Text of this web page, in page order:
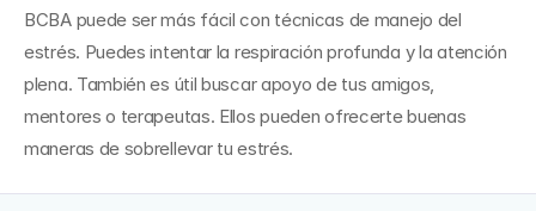
BCBA puede ser más fácil con técnicas de manejo del
estrés. Puedes intentar la respiración profunda y la atención
plena. También es útil buscar apoyo de tus amigos,
mentores o terapeutas. Ellos pueden ofrecerte buenas
maneras de sobrellevar tu estrés.